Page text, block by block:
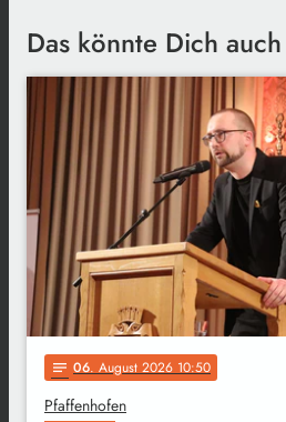
Das könnte Dich
notes 06. August 2026 10:50
Pfaffenhofen